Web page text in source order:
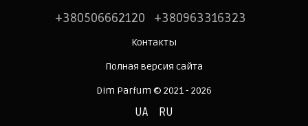
+380506662120 +380963316323
Контакты
Полная версия сайта
Dim Parfum © 2021 - 2026
UA RU